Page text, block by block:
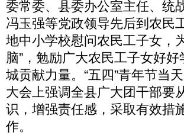
委常委、县委办公室主任、统
冯玉强等党政领导先后到农民
地中小学校慰问农民工子女，
脑”，勉励广大农民工子女好
城贡献力量。“五四”青年节当
大会上强调全县广大团干部要
识，增强责任感，采取有效措
作。